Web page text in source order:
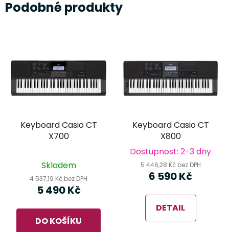
Podobné produkty
Keyboard Casio CT
X700
hodnocení
produktu
5,0
z
Skladem
4 537,19 Kč bez DPH
5 490 Kč
DO KOŠÍKU
Keyboard Casio CT
X800
Dostupnost: 2-3 dny
5 446,28 Kč bez DPH
6 590 Kč
DETAIL